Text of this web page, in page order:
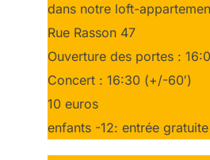
dans notre loft-
Rue Rasson 47
Ouverture des portes :
Concert : 16:30 (+/-60′)
10 euros
enfants -12: entrée gratuite